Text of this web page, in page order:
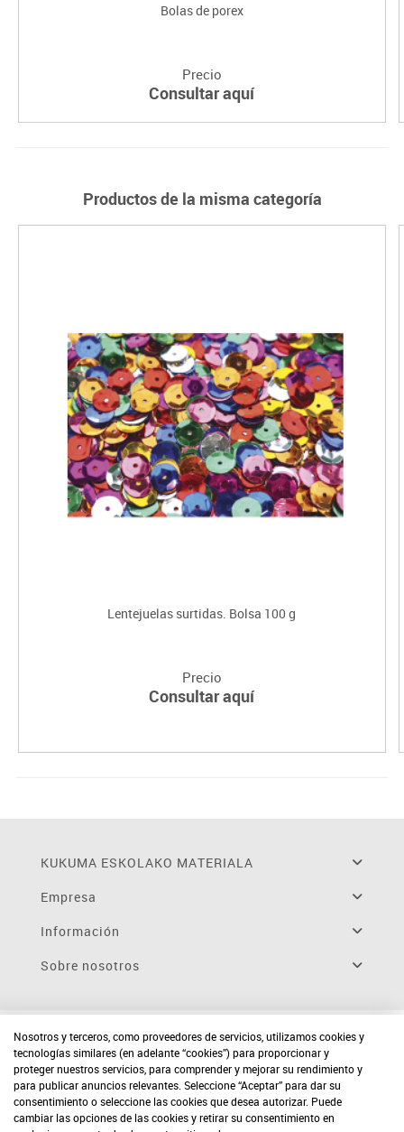
Bolas de porex
Precio
Consultar aquí
Productos de la misma categoría
Lentejuelas surtidas. Bolsa 100 g
Precio
Consultar aquí
KUKUMA ESKOLAKO MATERIALA
Empresa
Información
Sobre nosotros
Nosotros y terceros, como proveedores de servicios, utilizamos cookies y
tecnologías similares (en adelante “cookies”) para proporcionar y
proteger nuestros servicios, para comprender y mejorar su rendimiento y
para publicar anuncios relevantes. Seleccione “Aceptar” para dar su
consentimiento o seleccione las cookies que desea autorizar. Puede
cambiar las opciones de las cookies y retirar su consentimiento en